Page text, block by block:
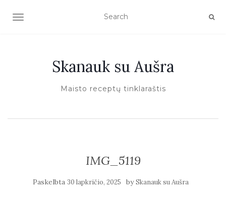
TOGGLE NAVIGATION
Skanauk su Aušra
Maisto receptų tinklaraštis
IMG_5119
Paskelbta 30 lapkričio, 2025 bySkanauk su Aušra